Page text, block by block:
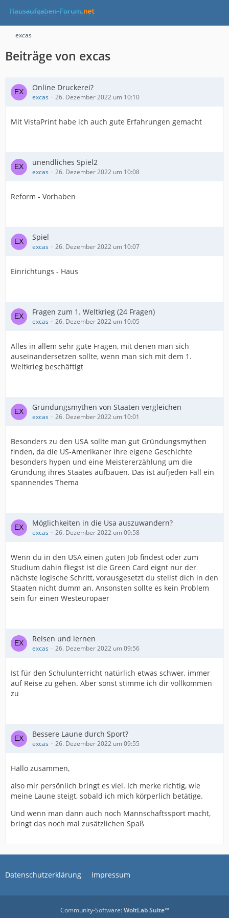
excas
Beiträge von excas
Online Druckerei?
excas 26. Dezember 2022 um 10:10
Mit VistaPrint habe ich auch gute Erfahrungen gemacht
unendliches Spiel2
excas 26. Dezember 2022 um 10:08
Reform - Vorhaben
Spiel
excas 26. Dezember 2022 um 10:07
Einrichtungs - Haus
Fragen zum 1. Weltkrieg (24 Fragen)
excas 26. Dezember 2022 um 10:05
Alles in allem sehr gute Fragen, mit denen man sich
auseinandersetzen sollte, wenn man sich mit dem 1.
Weltkrieg beschäftigt
Gründungsmythen von Staaten vergleichen
excas 26. Dezember 2022 um 10:01
Besonders zu den USA sollte man gut Gründungsmythen
finden, da die US-Amerikaner ihre eigene Geschichte
besonders hypen und eine Meistererzählung um die
Gründung ihres Staates aufbauen. Das ist aufjeden Fall ein
spannendes Thema
Möglichkeiten in die Usa auszuwandern?
excas 26. Dezember 2022 um 09:58
Wenn du in den USA einen guten Job findest oder zum
Studium dahin fliegst ist die Green Card eignt nur der
nächste logische Schritt, vorausgesetzt du stellst dich in den
Staaten nicht dumm an. Ansonsten sollte es kein Problem
sein für einen Westeuropäer
Reisen und lernen
excas 26. Dezember 2022 um 09:56
Ist für den Schulunterricht natürlich etwas schwer, immer
auf Reise zu gehen. Aber sonst stimme ich dir vollkommen
zu
Bessere Laune durch Sport?
excas 26. Dezember 2022 um 09:55
Hallo zusammen,
also mir persönlich bringt es viel. Ich merke richtig, wie
meine Laune steigt, sobald ich mich körperlich betätige.
Und wenn man dann auch noch Mannschaftssport macht,
bringt das noch mal zusätzlichen Spaß
Datenschutzerklärung Impressum
Community-Software:WoltLab Suite™